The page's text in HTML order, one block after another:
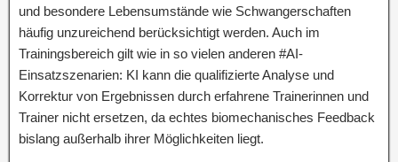
und besondere Lebensumstände wie Schwangerschaften
häufig unzureichend berücksichtigt werden. Auch im
Trainingsbereich gilt wie in so vielen anderen #AI-
Einsatzszenarien: KI kann die qualifizierte Analyse und
Korrektur von Ergebnissen durch erfahrene Trainerinnen und
Trainer nicht ersetzen, da echtes biomechanisches Feedback
bislang außerhalb ihrer Möglichkeiten liegt.